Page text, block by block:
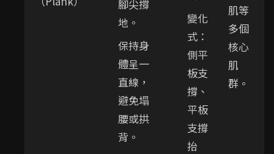
腳尖撐
地。
保持身
體呈一
直線，
避免塌
腰或拱
背。
變化
式：
側平
板支
撐、
平板
支撐
抬
肌等
多個
核心
肌
群。